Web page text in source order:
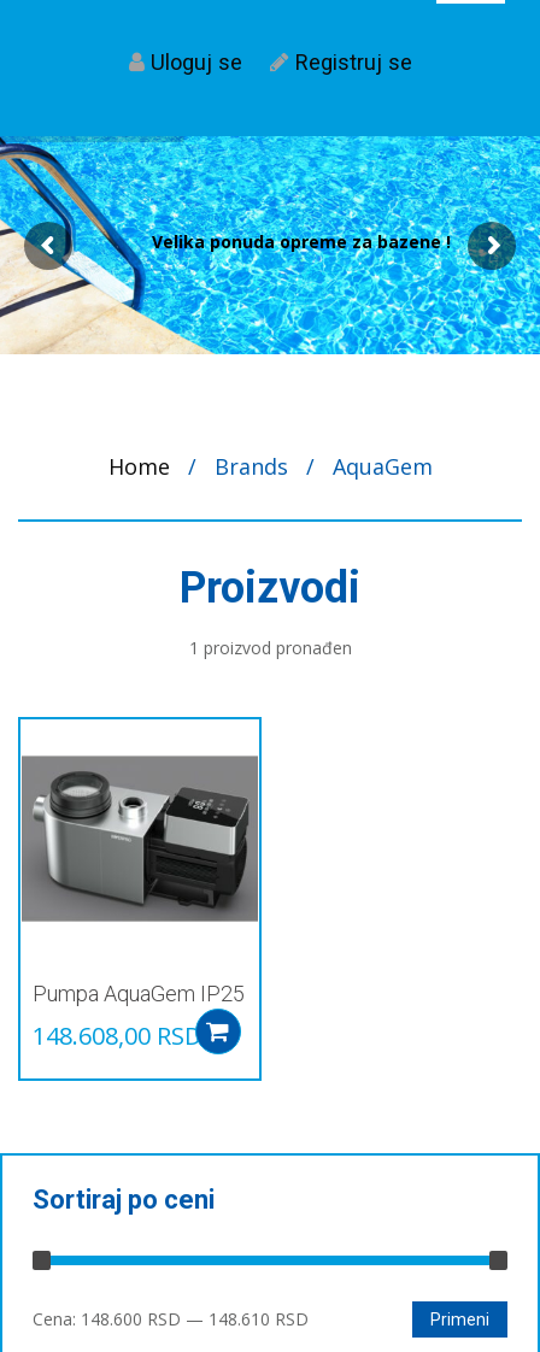
Uloguj se Registruj se
Velika ponuda opreme za bazene !
Home / Brands / AquaGem
Proizvodi
1 proizvod pronađen
Pumpa AquaGem IP25
148.608,00 RSD
Sortiraj po ceni
Минимална
Максимална
Primeni
Cena: 148.600 RSD — 148.610 RSD